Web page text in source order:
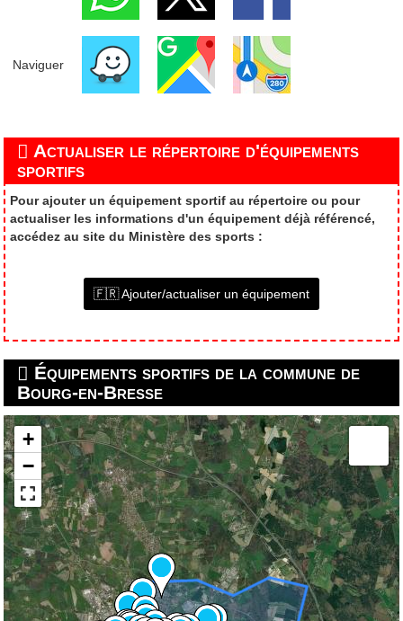
Naviguer
Actualiser le répertoire d'équipements
sportifs
Pour ajouter un équipement sportif au répertoire ou pour
actualiser les informations d'un équipement déjà référencé,
accédez au site du Ministère des sports :
🇫🇷 Ajouter/actualiser un équipement
Équipements sportifs de la commune de
Bourg-en-Bresse
+
−